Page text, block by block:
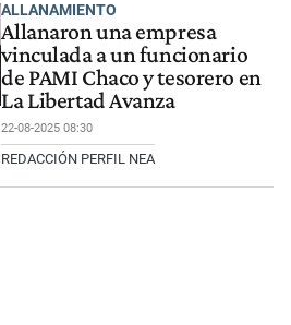
ALLANAMIENTO
Allanaron una empresa
vinculada a un funcionario
de PAMI Chaco y tesorero en
La Libertad Avanza
22-08-2025 08:30
REDACCIÓN PERFIL NEA